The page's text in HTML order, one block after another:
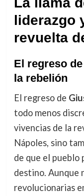
liderazgo
revuelta
El regreso
la rebelión
El regreso de
todo menos
vivencias de la
Nápoles, sino
de que el pueblo
destino. Aunque
revolucionarias